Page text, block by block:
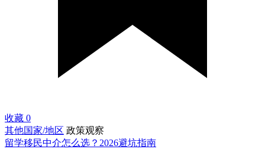
收藏 0
其他国家/地区 政策观察
留学移民中介怎么选？2026避坑指南